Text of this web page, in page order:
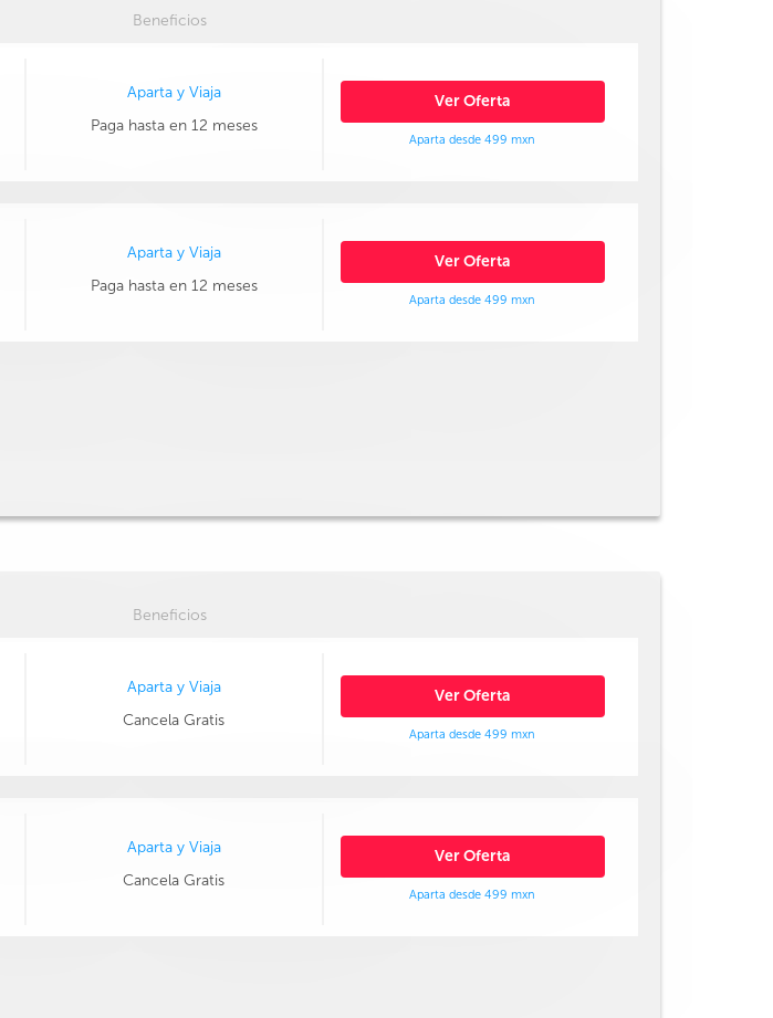
Beneficios
Aparta y Viaja
Paga hasta en 12 meses
Ver Oferta
Aparta desde 499 mxn
Aparta y Viaja
Paga hasta en 12 meses
Ver Oferta
Aparta desde 499 mxn
Beneficios
Aparta y Viaja
Cancela Gratis
Ver Oferta
Aparta desde 499 mxn
Aparta y Viaja
Cancela Gratis
Ver Oferta
Aparta desde 499 mxn